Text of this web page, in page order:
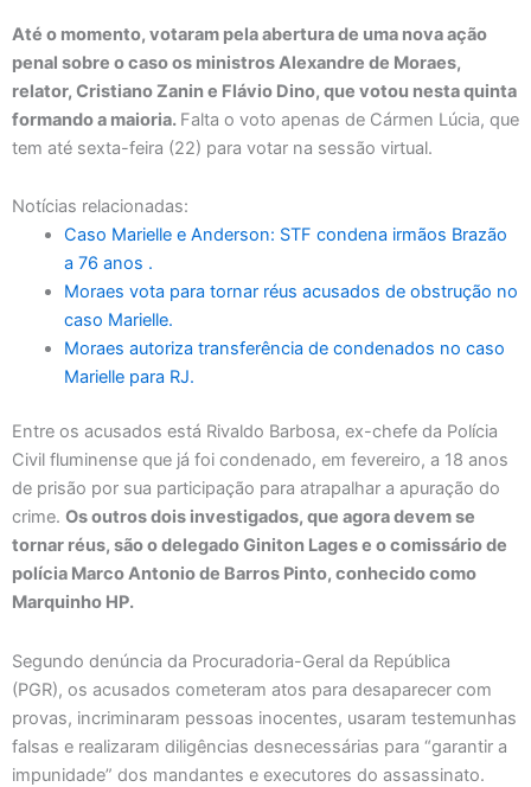
Até o momento, votaram pela abertura de uma nova ação
penal sobre o caso os ministros Alexandre de Moraes,
relator, Cristiano Zanin e Flávio Dino, que votou nesta quinta
formando a maioria. Falta o voto apenas de Cármen Lúcia, que
tem até sexta-feira (22) para votar na sessão virtual.
Notícias relacionadas:
Caso Marielle e Anderson: STF condena irmãos Brazão
a 76 anos .
Moraes vota para tornar réus acusados de obstrução no
caso Marielle.
Moraes autoriza transferência de condenados no caso
Marielle para RJ.
Entre os acusados está Rivaldo Barbosa, ex-chefe da Polícia
Civil fluminense que já foi condenado, em fevereiro, a 18 anos
de prisão por sua participação para atrapalhar a apuração do
crime. Os outros dois investigados, que agora devem se
tornar réus, são o delegado Giniton Lages e o comissário de
polícia Marco Antonio de Barros Pinto, conhecido como
Marquinho HP.
Segundo denúncia da Procuradoria-Geral da República
(PGR), os acusados cometeram atos para desaparecer com
provas, incriminaram pessoas inocentes, usaram testemunhas
falsas e realizaram diligências desnecessárias para “garantir a
impunidade” dos mandantes e executores do assassinato.